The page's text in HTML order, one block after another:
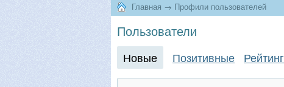
Главная → Профили пользователей
Пользователи
Новые Позитивные Рейтинг